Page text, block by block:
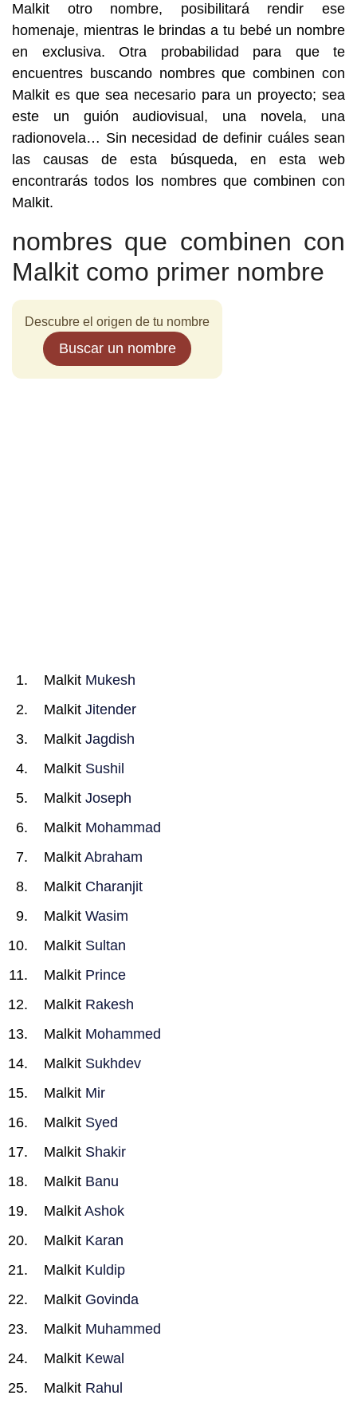
Malkit otro nombre, posibilitará rendir ese
homenaje, mientras le brindas a tu bebé un nombre
en exclusiva. Otra probabilidad para que te
encuentres buscando nombres que combinen con
Malkit es que sea necesario para un proyecto; sea
este un guión audiovisual, una novela, una
radionovela… Sin necesidad de definir cuáles sean
las causas de esta búsqueda, en esta web
encontrarás todos los nombres que combinen con
Malkit.
nombres que combinen con
Malkit como primer nombre
Descubre el origen de tu nombre
Buscar un nombre
Malkit Mukesh
Malkit Jitender
Malkit Jagdish
Malkit Sushil
Malkit Joseph
Malkit Mohammad
Malkit Abraham
Malkit Charanjit
Malkit Wasim
Malkit Sultan
Malkit Prince
Malkit Rakesh
Malkit Mohammed
Malkit Sukhdev
Malkit Mir
Malkit Syed
Malkit Shakir
Malkit Banu
Malkit Ashok
Malkit Karan
Malkit Kuldip
Malkit Govinda
Malkit Muhammed
Malkit Kewal
Malkit Rahul